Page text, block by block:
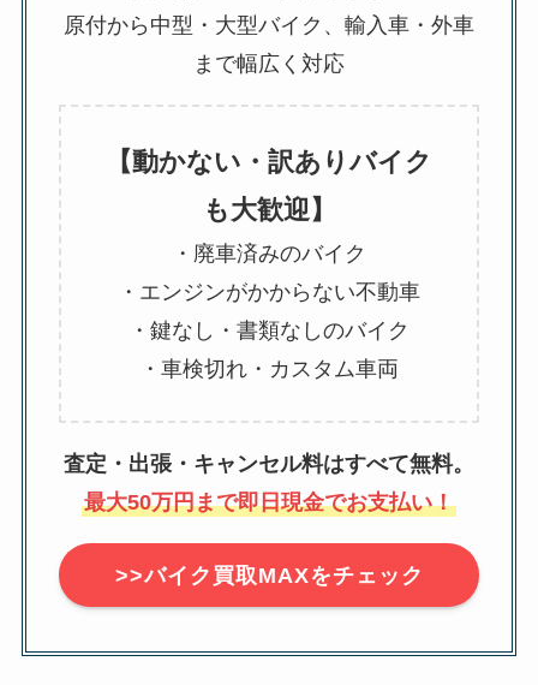
原付から中型・大型バイク、輸入車・外車
まで幅広く対応
【動かない・訳ありバイク
も大歓迎】
・廃車済みのバイク
・エンジンがかからない不動車
・鍵なし・書類なしのバイク
・車検切れ・カスタム車両
査定・出張・キャンセル料はすべて無料。
最大50万円まで即日現金でお支払い！
>>バイク買取MAXをチェック